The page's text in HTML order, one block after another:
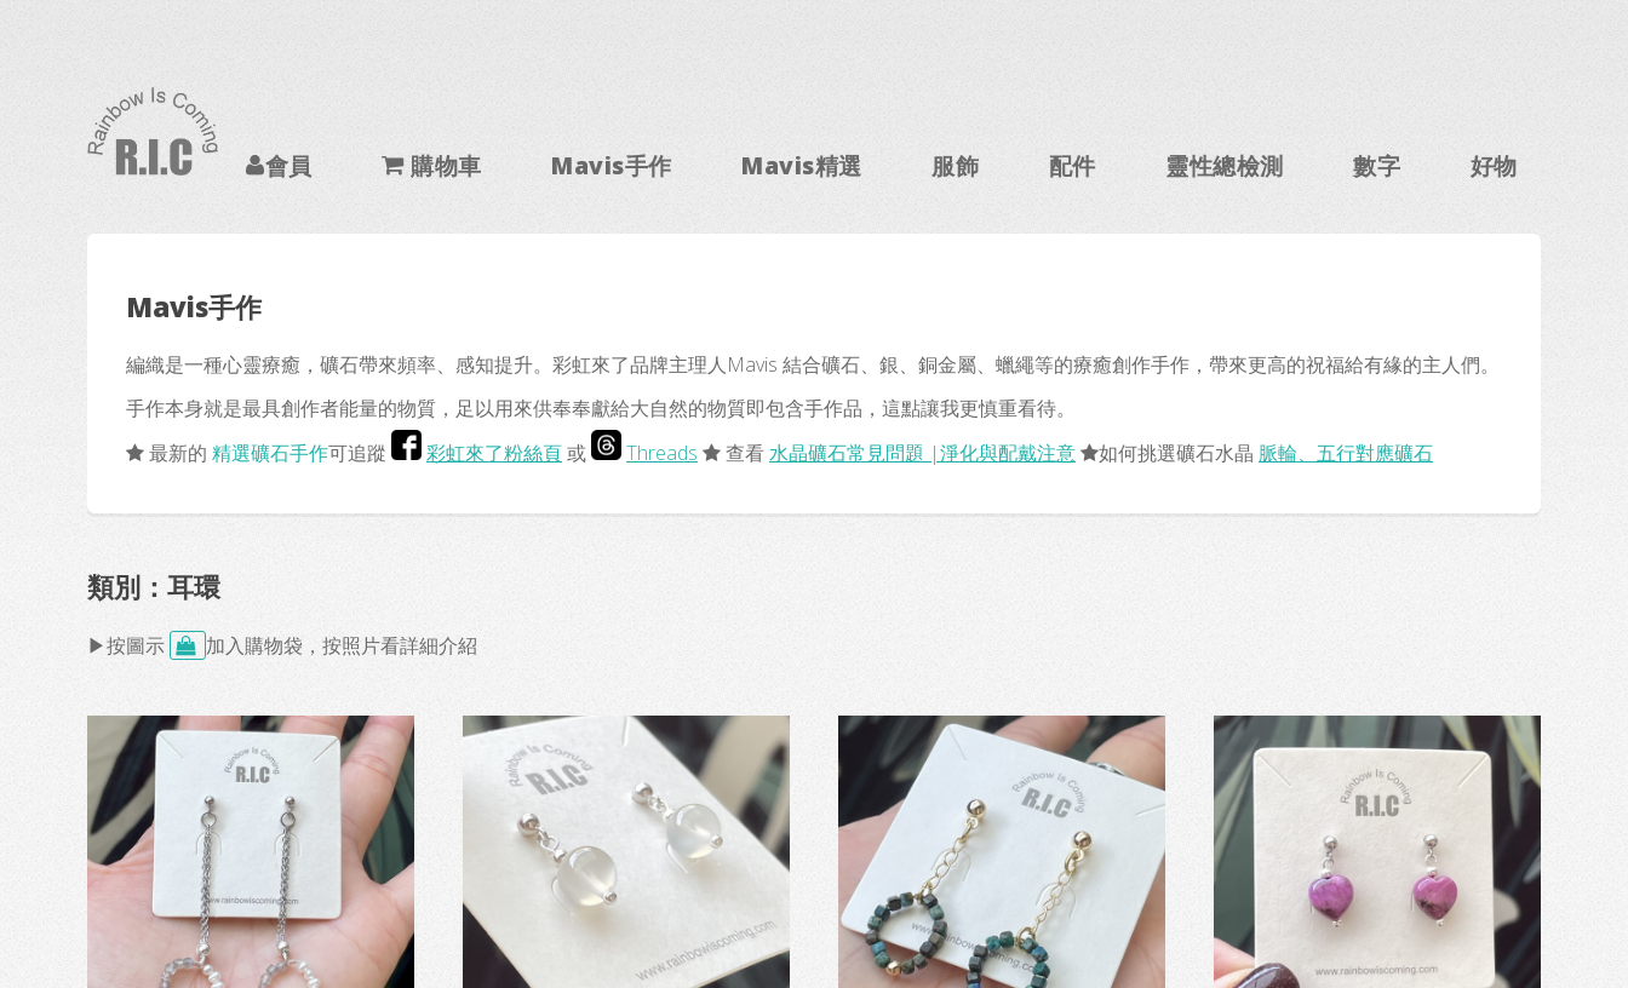
會員 購物車 Mavis手作 Mavis精選 服飾 配件 靈性總檢測 數字 好物
Mavis手作
編織是一種心靈療癒，礦石帶來頻率、感知提升。彩虹來了品牌主理人Mavis 結合礦石、銀、銅金屬、蠟繩等的療癒創作手作，帶來更高的祝福給有緣的主人們。
手作本身就是最具創作者能量的物質，足以用來供奉奉獻給大自然的物質即包含手作品，這點讓我更慎重看待。
最新的 精選礦石手作可追蹤 彩虹來了粉絲頁或 Threads 查看水晶礦石常見問題 |淨化與配戴注意 如何挑選礦石水晶 脈輪、五行對應礦石
類別：耳環
▶按圖示 加入購物袋，按照片看詳細介紹